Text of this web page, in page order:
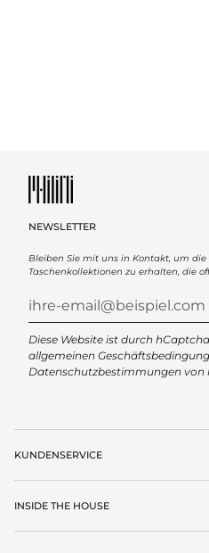
NEWSLETTER
Bleiben Sie mit uns in Kontakt, um die
Taschenkollektionen zu erhalten, die
Diese Website ist durch
allgemeinen
Datenschutzbestimmungen von
KUNDENSERVICE
INSIDE THE HOUSE